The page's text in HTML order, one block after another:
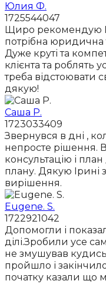
Юлия Ф.
1725544047
Щиро рекомендую
потрібна юридична
Дуже круті та
клієнта та роблять
треба відстоювати
дякую!
Саша Р.
1723033409
Звернувся в дні ,
непросте рішення.
консультацію і
плану. Дякую Ірині
вирішення.
Eugene. S.
1722921042
Допомогли і
ділі.Зробили усе
не змушував
пройшло і
початку казали що